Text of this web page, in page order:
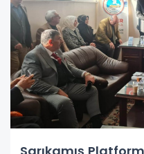
Sarıkamış